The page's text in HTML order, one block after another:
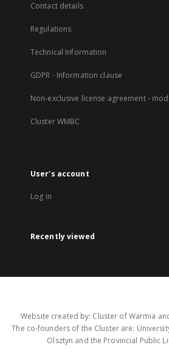
Contact details
Regulations
Technical Information
GDPR - Information clause
Non-exclusive license agreement -
Cluster WMBC
User's account
Log in
Recently viewed
Website created by: Cluster of Warmia
The co-founders of the Cluster are:
Olsztyn and the Provincial Public